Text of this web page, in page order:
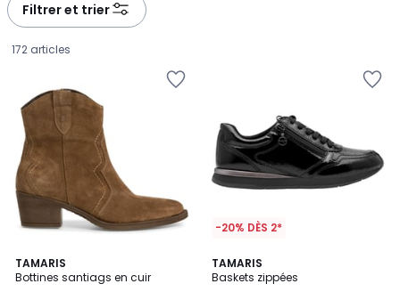
Filtrer et trier
172 articles
TAMARIS
Bottines santiags en cuir
4,7
/ 5
3
Couleurs
-20% DÈS 2*
TAMARIS
Baskets zippées
4
Couleurs